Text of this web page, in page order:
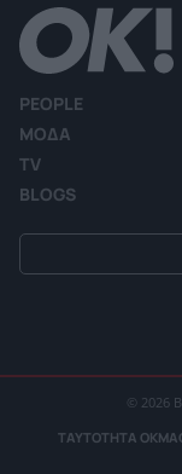
PEOPLE
ΜΟΔΑ
TV
BLOGS
© 2026
ΤΑΥΤΟΤΗΤΑ